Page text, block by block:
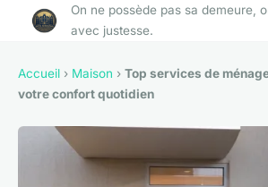
On ne possède pas sa demeure,
avec justesse.
Accueil › Maison › Top services de
votre confort quotidien